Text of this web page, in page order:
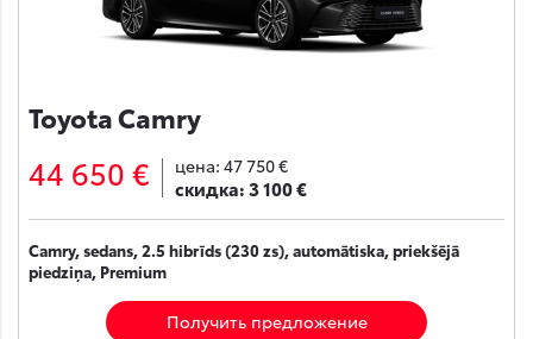
Toyota Camry
44 650 € цена: 47 750 €
скидка:3 100 €
Camry, sedans, 2.5 hibrīds (230 zs), automātiska, priekšējā
piedziņa, Premium
Получить предложение